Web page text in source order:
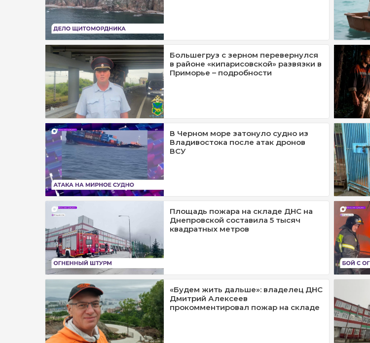
Большегруз с зерном перевернулся
в районе «кипарисовской» развязки в
Приморье – подробности
В Черном море затонуло судно из
Владивостока после атак дронов
ВСУ
Площадь пожара на складе ДНС на
Днепровской составила 5 тысяч
квадратных метров
«Будем жить дальше»: владелец ДНС
Дмитрий Алексеев
прокомментировал пожар на складе